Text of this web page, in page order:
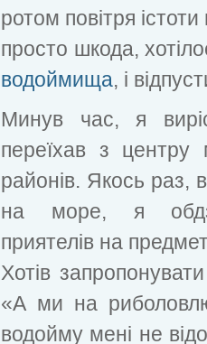
ротом повітря
просто шкода,
водоймища, і
Минув час, я
переїхав з центру
районів. Якось раз,
на море, я
приятелів на
Хотів
«А ми на
водойму мені не